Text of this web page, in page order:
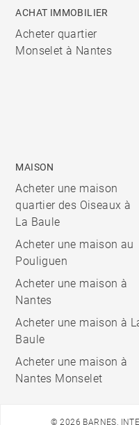
ACHAT IMMOBILIER
Acheter quartier
Monselet à Nantes
MAISON
Acheter une maison
quartier des Oiseaux à
La Baule
Acheter une maison au
Pouliguen
Acheter une maison à
Nantes
Acheter une maison à
Baule
Acheter une maison à
Nantes Monselet
© 2026 BARNES,